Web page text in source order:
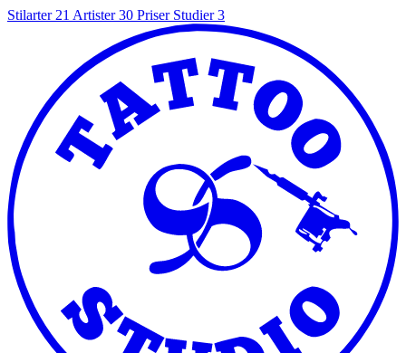
Stilarter 21 Artister30 Priser Studier3